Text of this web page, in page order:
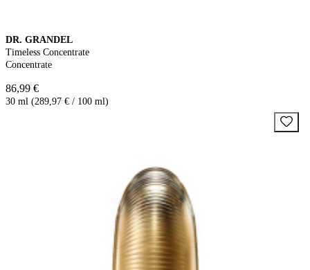
DR. GRANDEL
Timeless Concentrate
Concentrate
86,99 €
30 ml (289,97 € / 100 ml)